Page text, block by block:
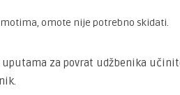
omote nije potrebno skidati.
uputama za povrat udžbenika